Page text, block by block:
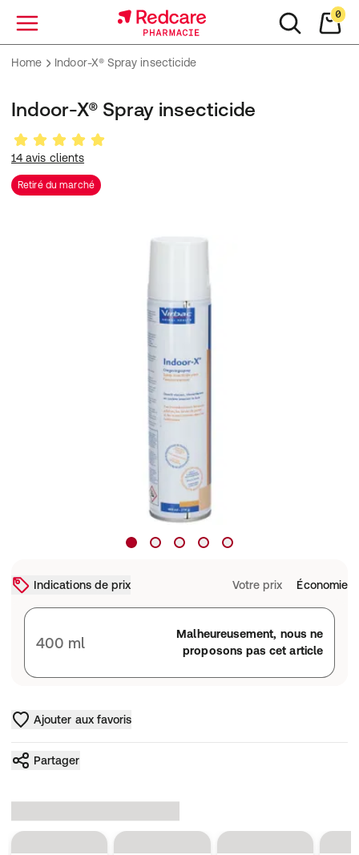
Menu
0
Home Indoor-X® Spray insecticide
Indoor-X® Spray insecticide
14 avis clients
Retiré du marché
Indications de prix Votre prix Économie
400 ml
Malheureusement, nous ne
proposons pas cet article
Ajouter aux favoris
Partager